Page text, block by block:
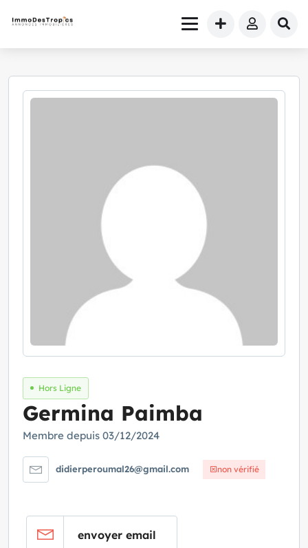
Hors Ligne
Germina Paimba
Membre depuis 03/12/2024
didierperoumal26@gmail.com non vérifié
envoyer email